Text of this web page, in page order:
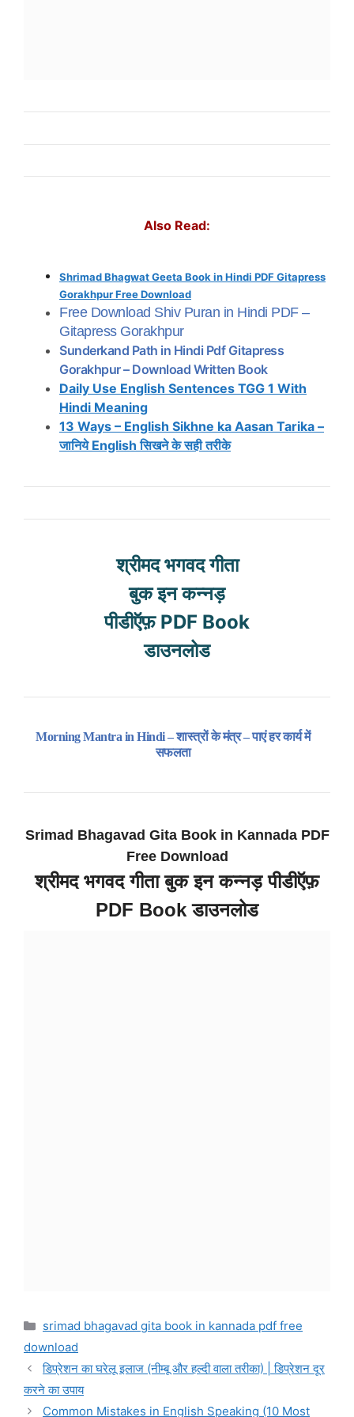
Also Read:
Shrimad Bhagwat Geeta Book in Hindi PDF Gitapress
Gorakhpur Free Download
Free Download Shiv Puran in Hindi PDF –
Gitapress Gorakhpur
Sunderkand Path in Hindi Pdf Gitapress
Gorakhpur – Download Written Book
Daily Use English Sentences TGG 1 With
Hindi Meaning
13 Ways – English Sikhne ka Aasan Tarika –
जानिये English सिखने के सही तरीके
श्रीमद भगवद गीता
बुक इन कन्नड़
पीडीऍफ़ PDF Book
डाउनलोड
Morning Mantra in Hindi – शास्त्रों के मंत्र – पाएं हर कार्य में
सफलता
Srimad Bhagavad Gita Book in Kannada PDF
Free Download
श्रीमद भगवद गीता बुक इन कन्नड़ पीडीऍफ़
PDF Book डाउनलोड
Categories
srimad bhagavad gita book in kannada pdf free
download
डिप्रेशन का घरेलू इलाज (नीम्बू और हल्दी वाला तरीका) | डिप्रेशन दूर
करने का उपाय
Common Mistakes in English Speaking (10 Most